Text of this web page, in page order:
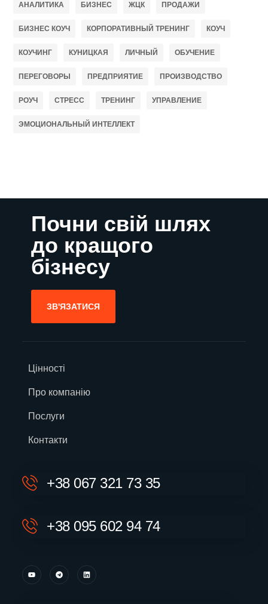
АНАЛИТИКА БИЗНЕС ЖЦК ПРОДАЖИ
БИЗНЕС КОУЧ КОРПОРАТИВНЫЙ ТРЕНИНГ КОУЧ
КОУЧИНГ КУНИЦКАЯ ЛИЧНЫЙ ОБУЧЕНИЕ
ПЕРЕГОВОРЫ ПРЕДПРИЯТИЕ ПРОИЗВОДСТВО
РОУЧ СТРЕСС ТРЕНИНГ УПРАВЛЕНИЕ
ЭМОЦИОНАЛЬНЫЙ ИНТЕЛЛЕКТ
Почни свій шлях
до кращого
бізнесу
ЗВ'ЯЗАТИСЯ
Цінності
Про компанію
Послуги
Контакти
+38 067 321 73 35
+38 095 602 94 74